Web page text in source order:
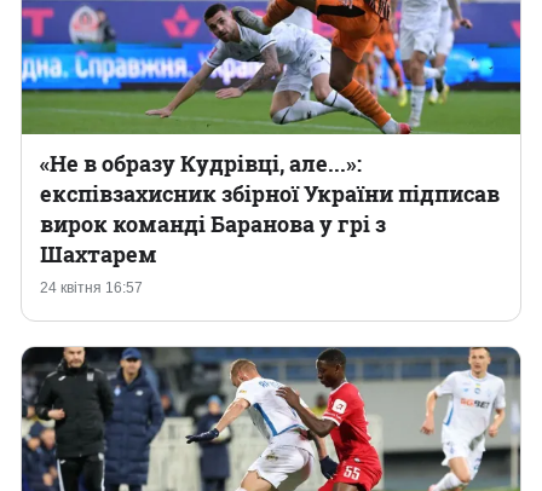
24 квітня 16:57
«Не в образу Кудрівці, але...»:
експівзахисник збірної України підписав
вирок команді Баранова у грі з
Шахтарем